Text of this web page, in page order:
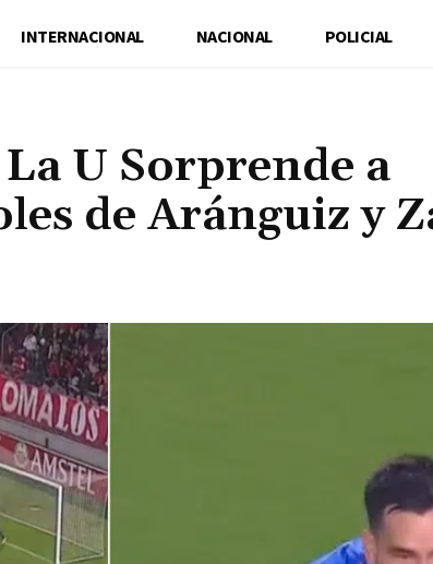
INTERNACIONAL NACIONAL POLICIAL
U Sorprende a
de Aránguiz y